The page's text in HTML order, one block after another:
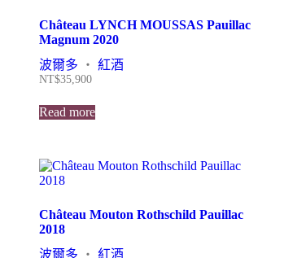
Château LYNCH MOUSSAS Pauillac
Magnum 2020
波爾多 ・ 紅酒
NT$35,900
Read more
Château Mouton Rothschild Pauillac
2018
波爾多 ・ 紅酒